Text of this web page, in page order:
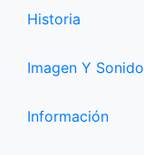
Historia
Imagen Y Sonido
Información